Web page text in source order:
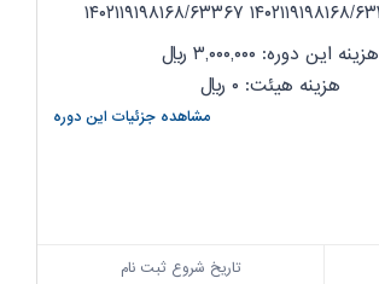
هزینه این دوره: ۳,۰۰۰,۰۰۰
ریال
هزینه هیئت: ۰
ریال
مشاهده جزئیات این دوره
تاریخ شروع ثبت نام